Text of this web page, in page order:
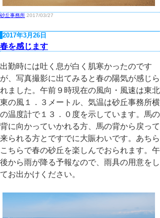
砂丘事務所 2017/03/27
2017年3月26日
春を感じます
出勤時には吐く息が白く肌寒かったのです
が、写真撮影に出てみると春の陽気が感じら
れました。午前９時現在の風向・風速は東北
東の風１．３メートル、気温は砂丘事務所横
の温度計で１３．０度を示しています。馬の
背に向かっていかれる方、馬の背から戻って
来られる方とですでに大賑わいです。あちら
こちらで春の砂丘を楽しんでおられます。午
後から雨が降る予報なので、雨具の用意をし
てお出かけください。